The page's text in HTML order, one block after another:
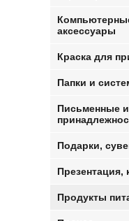
аксессуары
Краска для
Папки и
Письменные
Подарки,
Презентация,
Продукты